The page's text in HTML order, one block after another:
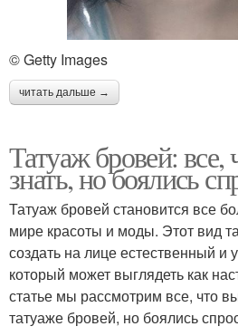
© Getty Images
читать дальше →
Татуаж бровей: все,
знать, но боялись
Татуаж бровей становится все
мире красоты и моды. Этот вид
создать на лице естественный и
который может выглядеть как
статье мы рассмотрим все, что
татуаже бровей, но боялись